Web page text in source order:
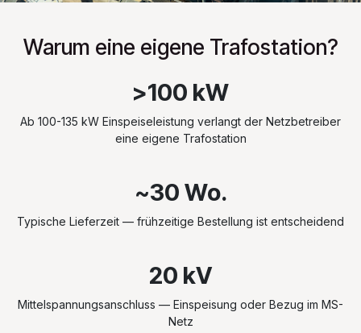
Warum eine eigene Trafostation?
>100 kW
Ab 100-135 kW Einspeiseleistung verlangt der Netzbetreiber
eine eigene Trafostation
~30 Wo.
Typische Lieferzeit — frühzeitige Bestellung ist entscheidend
20 kV
Mittelspannungsanschluss — Einspeisung oder Bezug im MS-
Netz